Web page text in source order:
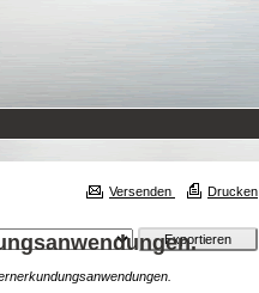
Versenden Drucken